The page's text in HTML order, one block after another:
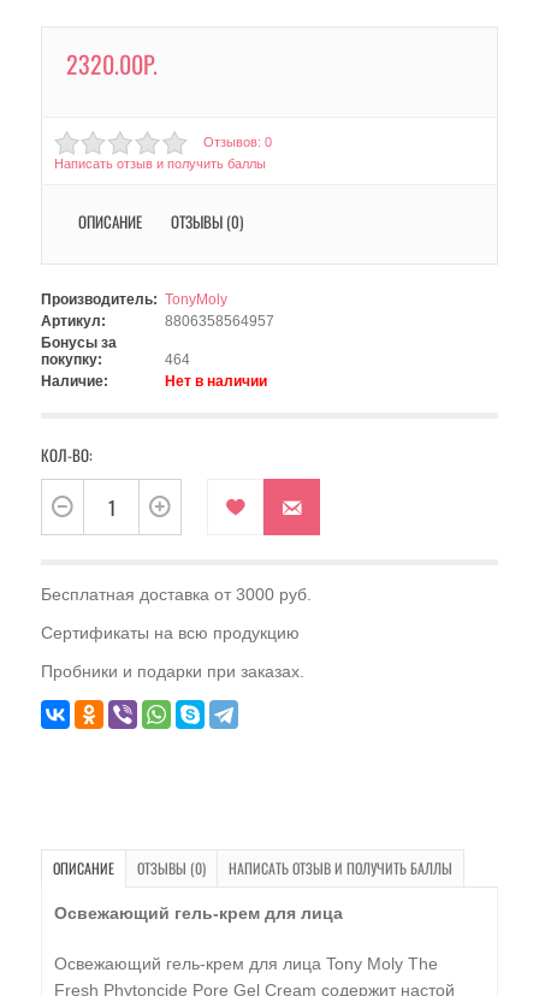
2320.00Р.
Отзывов: 0
Написать отзыв и получить баллы
ОПИСАНИЕ ОТЗЫВЫ (0)
Производитель: TonyMoly
Артикул:
8806358564957
Бонусы за
покупку:
464
Наличие:
Нет в наличии
КОЛ-ВО:
Бесплатная доставка от 3000 руб.
Сертификаты на всю продукцию
Пробники и подарки при заказах.
ОПИСАНИЕ ОТЗЫВЫ (0) НАПИСАТЬ ОТЗЫВ И ПОЛУЧИТЬ БАЛЛЫ
Освежающий гель-крем для лица
Освежающий гель-крем для лица Tony Moly The
Fresh Phytoncide Pore Gel Cream содержит настой